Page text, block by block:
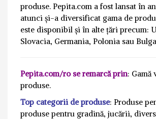
produse. Pepita.com a fost lansat în
atunci și-a diversificat gama de
este disponibil și în alte țări precum:
Slovacia, Germania, Polonia sau
Pepita.com/ro se remarcă prin: Gamă
produse.
Top categorii de produse: Produse
produse pentru gradină, jucării,